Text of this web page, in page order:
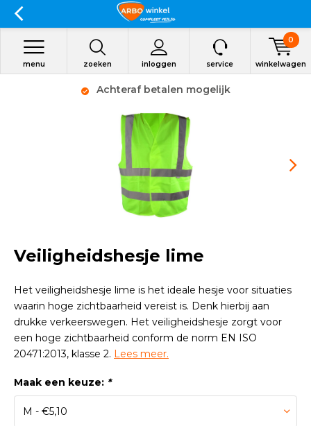
zoeken inloggen
menu service winkelwagen
0
Achteraf betalen mogelijk
Veiligheidshesje lime
Het veiligheidshesje lime is het ideale hesje voor situaties
waarin hoge zichtbaarheid vereist is. Denk hierbij aan
drukke verkeerswegen. Het veiligheidshesje zorgt voor
een hoge zichtbaarheid conform de norm EN ISO
20471:2013, klasse 2. Lees meer.
Maak een keuze: *